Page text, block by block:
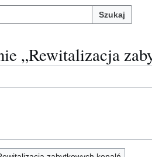
Szukaj
„Rewitalizacja